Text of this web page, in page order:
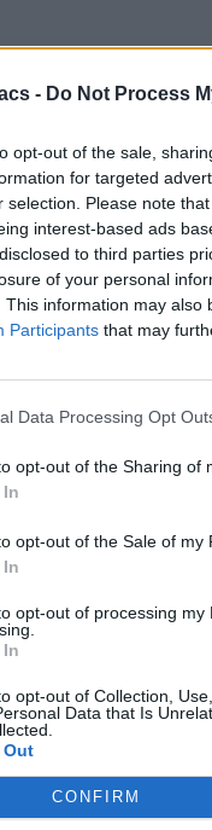
- Do Not Process
opt-out of the sale,
for targeted
selection. Please note
interest-based ads
to third parties
of your personal
This information may
Participants that may
Data Processing Opt
opt-out of the Sharing of
opt-out of the Sale of my
opt-out of processing my
opt-out of Collection,
Data that Is
CONFIRM